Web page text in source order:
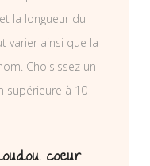
la longueur du
varier ainsi que la
Choisissez un
supérieure à 10
coeur